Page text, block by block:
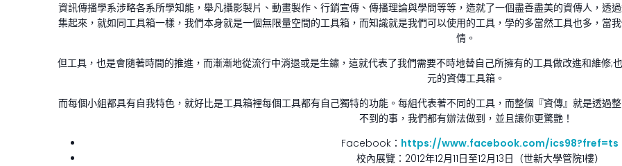
資訊傳播學系涉略各系所學知能，舉凡攝影製片、動畫製作、行銷宣傳、傳播理論與學問等等，造就了一個盡善盡美的資傳人，透
集起來，就如同工具箱一樣，我們本身就是一個無限量空間的工具箱，而知識就是我們可以使用的工具，學的多當然工具也多，當
情。
但工具，也是會隨著時間的推進，而漸漸地從流行中消退或是生鏽，這就代表了我們需要不時地替自己所擁有的工具做改進和維修;
元的資傳工具箱。
而每個小組都具有自我特色，就好比是工具箱裡每個工具都有自己獨特的功能。每組代表著不同的工具，而整個『資傳』就是透過
不到的事，我們都有辦法做到，並且讓你更驚艷！
Facebook： https://www.facebook.com/ics98?fref=ts
校內展覽：2012年12月11日至12月13日（世新大學管院1樓）